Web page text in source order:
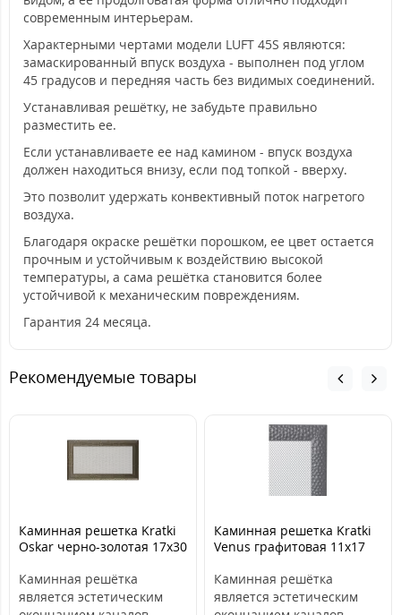
современным интерьерам.
Характерными чертами модели LUFT 45S являются:
замаскированный впуск воздуха - выполнен под углом
45 градусов и передняя часть без видимых соединений.
Устанавливая решётку, не забудьте правильно
разместить ее.
Если устанавливаете ее над камином - впуск воздуха
должен находиться внизу, если под топкой - вверху.
Это позволит удержать конвективный поток нагретого
воздуха.
Благодаря окраске решётки порошком, ее цвет остается
прочным и устойчивым к воздействию высокой
температуры, а сама решётка становится более
устойчивой к механическим повреждениям.
Гарантия 24 месяца.
Рекомендуемые товары
Каминная решетка Kratki
Oskar черно-золотая 17x30
Каминная решётка
является эстетическим
Каминная решетка Kratki
Venus графитовая 11x17
Каминная решётка
является эстетическим